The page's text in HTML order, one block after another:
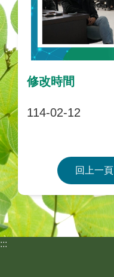
修改時間
114-02-12
回上一頁
:::